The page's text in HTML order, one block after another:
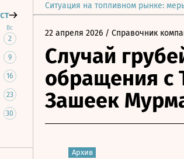
Ситуация на топливном рынке:
Вс
2
9
16
23
30
22 апреля 2026 / Справочник
Случай
обращения с
Зашеек
Архив